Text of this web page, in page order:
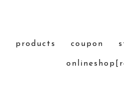
products coupon